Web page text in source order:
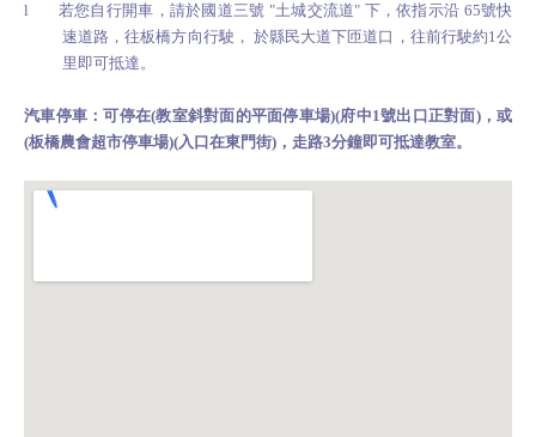
l 若您自行開車，請於國道三號 "土城交流道" 下，依指示沿 65號快
速道路，往板橋方向行駛， 於縣民大道下匝道口，往前行駛約1公
里即可抵達。
汽車停車：可停在(教室斜對面的平面停車場)(府中1號出口正對面)，或
(板橋農會超市停車場)(入口在東門街)，走路3分鐘即可抵達教室。